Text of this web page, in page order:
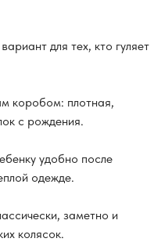
для тех, кто гуляет
коробом: плотная,
с рождения.
удобно после
одежде.
заметно и
колясок.